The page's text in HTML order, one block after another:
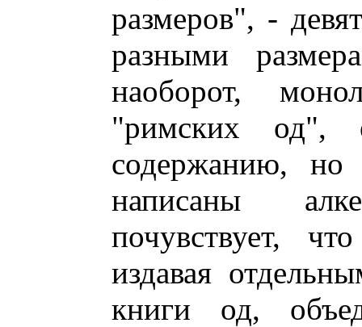
размеров", -
разными
наоборот,
"римских од",
содержанию,
написаны
почувствует,
издавая
книги од,